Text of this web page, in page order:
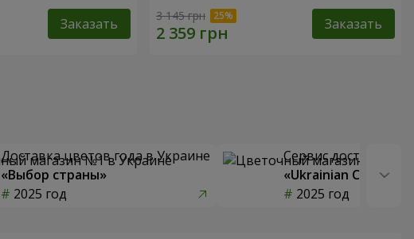
Заказать 3 145 грн Заказать
Доставка цветов года в Украине
«Выбор страны»
2025 год
Сервис доставки
«Ukrainian Choice»
2025 год